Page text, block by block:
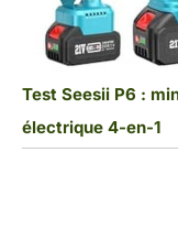
Test Seesii P6 :
électrique 4-en-1